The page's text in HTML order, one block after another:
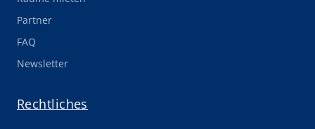
Partner
FAQ
Newsletter
Rechtliches